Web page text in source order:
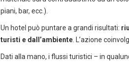
piani, bar, ecc.).
Un hotel può puntare a grandi risultati:
turisti e dall’ambiente. L’azione
Dati alla mano, i flussi turistici – in